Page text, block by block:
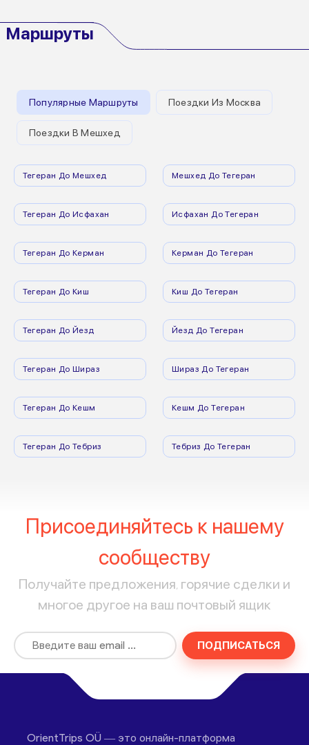
Маршруты
Популярные Маршруты Поездки Из Москва
Поездки В Мешхед
Тегеран До Мешхед Мешхед До Тегеран
Тегеран До Исфахан Исфахан До Тегеран
Тегеран До Керман Керман До Тегеран
Тегеран До Киш Киш До Тегеран
Тегеран До Йезд Йезд До Тегеран
Тегеран До Шираз Шираз До Тегеран
Тегеран До Кешм Кешм До Тегеран
Тегеран До Тебриз Тебриз До Тегеран
Присоединяйтесь к нашему
сообществу
Получайте предложения, горячие сделки и
многое другое на ваш почтовый ящик
ПОДПИСАТЬСЯ
OrientTrips OÜ — это онлайн-платформа